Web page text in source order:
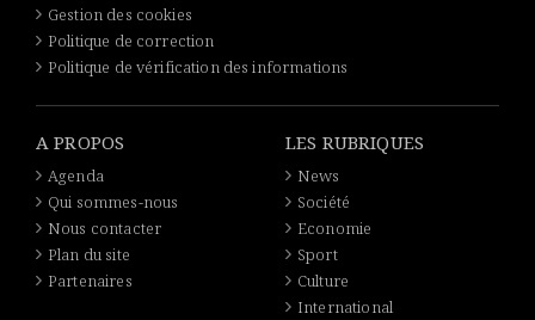
Gestion des cookies
Politique de correction
Politique de vérification des informations
A PROPOS
Agenda
Qui sommes-nous
Nous contacter
Plan du site
Partenaires
LES RUBRIQUES
News
Société
Economie
Sport
Culture
International